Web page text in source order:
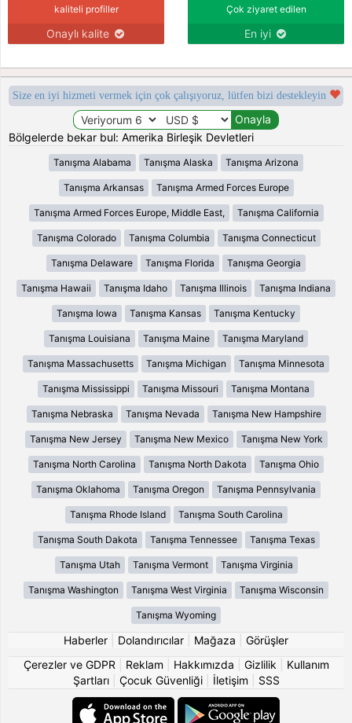
kaliteli profiller
Onaylı kalite
Çok ziyaret edilen
En iyi
Size en iyi hizmeti vermek için çok çalışıyoruz, lütfen bizi destekleyin
Bölgelerde bekar bul: Amerika Birleşik Devletleri
Tanışma Alabama Tanışma Alaska Tanışma Arizona
Tanışma Arkansas Tanışma Armed Forces Europe
Tanışma Armed Forces Europe, Middle East, Tanışma California
Tanışma Colorado Tanışma Columbia Tanışma Connecticut
Tanışma Delaware Tanışma Florida Tanışma Georgia
Tanışma Hawaii Tanışma Idaho Tanışma Illinois Tanışma Indiana
Tanışma Iowa Tanışma Kansas Tanışma Kentucky
Tanışma Louisiana Tanışma Maine Tanışma Maryland
Tanışma Massachusetts Tanışma Michigan Tanışma Minnesota
Tanışma Mississippi Tanışma Missouri Tanışma Montana
Tanışma Nebraska Tanışma Nevada Tanışma New Hampshire
Tanışma New Jersey Tanışma New Mexico Tanışma New York
Tanışma North Carolina Tanışma North Dakota Tanışma Ohio
Tanışma Oklahoma Tanışma Oregon Tanışma Pennsylvania
Tanışma Rhode Island Tanışma South Carolina
Tanışma South Dakota Tanışma Tennessee Tanışma Texas
Tanışma Utah Tanışma Vermont Tanışma Virginia
Tanışma Washington Tanışma West Virginia Tanışma Wisconsin
Tanışma Wyoming
Haberler Dolandırıcılar Mağaza
Görüşler
Çerezler ve GDPR
Reklam Hakkımızda Gizlilik
Kullanım
Şartları| Çocuk Güvenliği| İletişim SSS